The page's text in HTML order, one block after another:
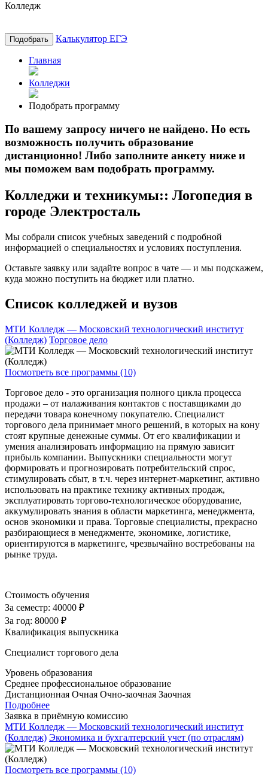
Колледж
Подобрать Калькулятор ЕГЭ
Главная
Колледжи
Подобрать программу
По вашему запросу ничего не найдено. Но есть
возможность получить образование
дистанционно! Либо заполните анкету ниже и
мы поможем вам подобрать программу.
Колледжи и техникумы:: Логопедия в
городе Электросталь
Мы собрали список учебных заведений с подробной
информацией о специальностях и условиях поступления.
Оставьте заявку или задайте вопрос в чате — и мы подскажем,
куда можно поступить на бюджет или платно.
Список колледжей и вузов
МТИ Колледж — Московский технологический институт
(Колледж) Торговое дело
Посмотреть все программы (10)
Торговое дело - это организация полного цикла процесса
продажи – от налаживания контактов с поставщиками до
передачи товара конечному покупателю. Специалист
торгового дела принимает много решений, в которых на кону
стоят крупные денежные суммы. От его квалификации и
умения анализировать информацию на прямую зависит
прибыль компании. Выпускники специальности могут
формировать и прогнозировать потребительский спрос,
стимулировать сбыт, в т.ч. через интернет-маркетинг, активно
использовать на практике технику активных продаж,
эксплуатировать торгово-технологическое оборудование,
аккумулировать знания в области маркетинга, менеджмента,
основ экономики и права. Торговые специалисты, прекрасно
разбирающиеся в менеджменте, экономике, логистике,
ориентируются в маркетинге, чрезвычайно востребованы на
рынке труда.
Стоимость обучения
За семестр: 40000 ₽
За год: 80000 ₽
Квалификация выпускника
Специалист торгового дела
Уровень образования
Среднее профессиональное образование
Дистанционная Очная Очно-заочная Заочная
Подробнее
Заявка в приёмную комиссию
МТИ Колледж — Московский технологический институт
(Колледж) Экономика и бухгалтерский учет (по отраслям)
Посмотреть все программы (10)